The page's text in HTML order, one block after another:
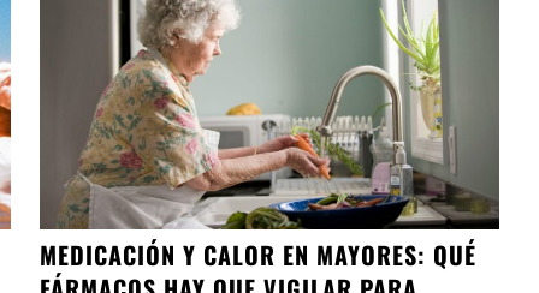
MEDICACIÓN Y CALOR EN MAYORES: QUÉ